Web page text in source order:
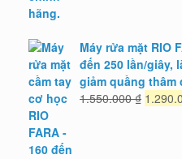
Máy rửa mặt RIO
đến 250 lần/giây,
giảm quầng thâm
1.550.000₫ Giá